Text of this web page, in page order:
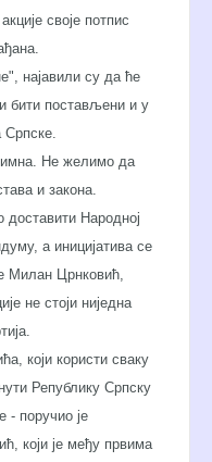
своје потпис
најавили су да ће
бити постављени и у
Српске.
Не желимо да
и закона.
Народној
а иницијатива се
Милан Црнковић,
не стоји ниједна
који користи сваку
Републику Српску
- поручио је
који је међу првима